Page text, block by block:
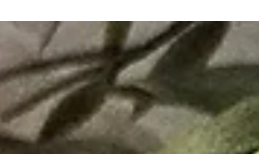
sich als Diebin durch, bis sie in eine Falle tappt
und gezwungen ist, einen Deal mit einem
Schattenrebellen einzugehen. Gemeinsam mit
Chase – attraktiv, gefährlich und
– soll sich Cemmy ins Grau wagen und ein
mächtiges Relikt